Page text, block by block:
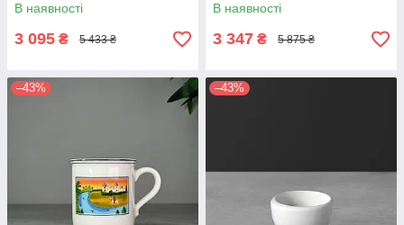
В наявності
3 095 ₴ 5 433 ₴
В наявності
3 347 ₴ 5 875 ₴
–43% –43%